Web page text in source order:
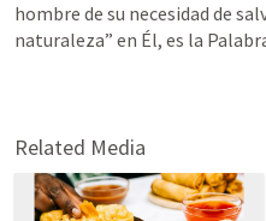
hombre de su necesidad de
naturaleza” en Él, es la
Related Media